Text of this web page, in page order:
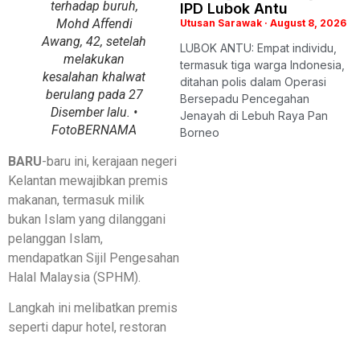
terhadap buruh,
Mohd Affendi
Awang, 42, setelah
melakukan
kesalahan khalwat
berulang pada 27
Disember lalu. •
FotoBERNAMA
BARU-baru ini, kerajaan negeri
Kelantan mewajibkan premis
makanan, termasuk milik
bukan Islam yang dilanggani
pelanggan Islam,
mendapatkan Sijil Pengesahan
Halal Malaysia (SPHM).
Langkah ini melibatkan premis
seperti dapur hotel, restoran
IPD Lubok Antu
Utusan Sarawak August 8, 2026
LUBOK ANTU: Empat individu,
termasuk tiga warga Indonesia,
ditahan polis dalam Operasi
Bersepadu Pencegahan
Jenayah di Lebuh Raya Pan
Borneo